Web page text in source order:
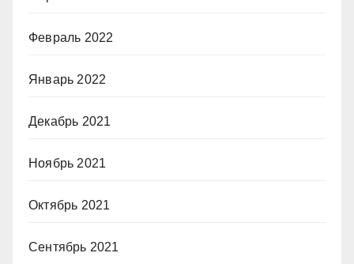
Февраль 2022
Январь 2022
Декабрь 2021
Ноябрь 2021
Октябрь 2021
Сентябрь 2021